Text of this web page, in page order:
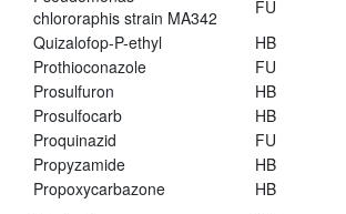
chlororaphis strain MA342
FU
Quizalofop-P-ethyl
HB
Prothioconazole
FU
Prosulfuron
HB
Prosulfocarb
HB
Proquinazid
FU
Propyzamide
HB
Propoxycarbazone
HB